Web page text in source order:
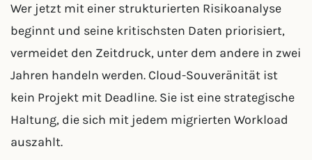
Wer jetzt mit einer strukturierten Risikoanalyse
beginnt und seine kritischsten Daten priorisiert,
vermeidet den Zeitdruck, unter dem andere in zwei
Jahren handeln werden. Cloud-Souveränität ist
kein Projekt mit Deadline. Sie ist eine strategische
Haltung, die sich mit jedem migrierten Workload
auszahlt.